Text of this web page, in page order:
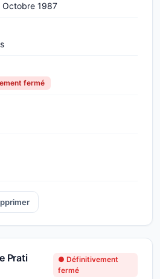
Octobre 1987
fermé
Prati
● Définitivement
fermé